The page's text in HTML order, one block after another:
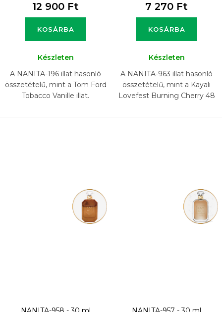
12 900 Ft
KOSÁRBA
Készleten
A NANITA-196 illat hasonló
összetételű, mint a Tom Ford
Tobacco Vanille illat.
7 270 Ft
KOSÁRBA
Készleten
A NANITA-963 illat hasonló
összetételű, mint a Kayali
Lovefest Burning Cherry 48